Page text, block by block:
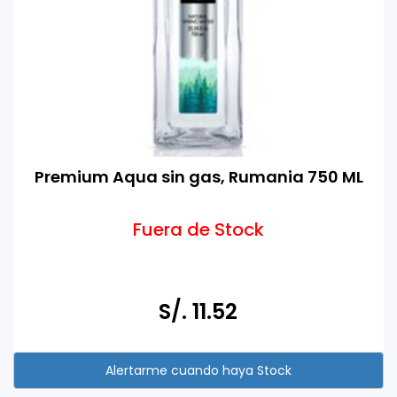
Premium Aqua sin gas, Rumania 750 ML
Fuera de Stock
S/. 11.52